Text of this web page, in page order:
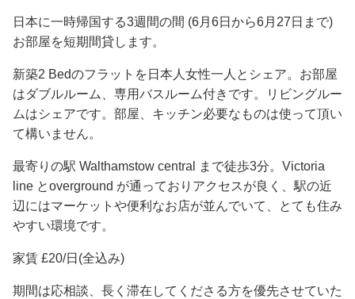
日本に一時帰国する3週間の間 (6月6日から6月27日まで)
お部屋を短期間貸します。
新築2 Bedのフラットを日本人女性一人とシェア。お部屋
はダブルルーム、専用バスルーム付きです。リビングルー
ムはシェアです。部屋、キッチン必要なものは使って頂い
て構いません。
最寄りの駅 Walthamstow central まで徒歩3分。Victoria
line とoverground が通っておりアクセスが良く、駅の近
辺にはマーケットや便利なお店が並んでいて、とても住み
やすい環境です。
家賃 £20/日(全込み)
期間は応相談、長く滞在してくださる方を優先させていた